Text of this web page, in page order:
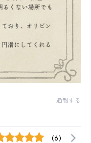
通報する
(6)